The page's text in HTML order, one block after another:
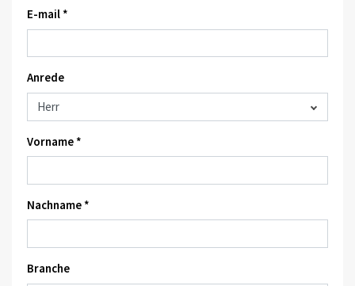
E-mail *
Anrede
Vorname *
Nachname *
Branche